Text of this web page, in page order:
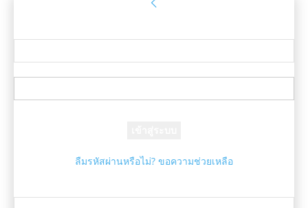
ลืมรหัสผ่านหรือไม่? ขอความช่วยเหลือ